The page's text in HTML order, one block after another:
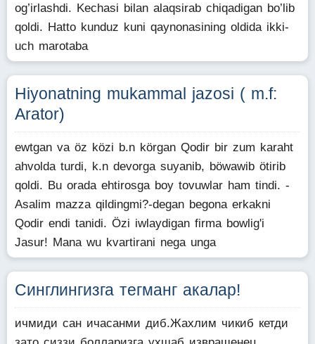
og’irlashdi. Kechasi bilan alaqsirab chiqadigan bo’lib
qoldi. Hatto kunduz kuni qaynonasining oldida ikki-
uch marotaba
Hiyonatning mukammal jazosi ( m.f:
Arator)
ewtgan va öz közi b.n körgan Qodir bir zum karaht
ahvolda turdi, k.n devorga suyanib, böwawib ötirib
qoldi. Bu orada ehtirosga boy tovuwlar ham tindi. -
Asalim mazza qildingmi?-degan begona erkakni
Qodir endi tanidi. Özi iwlaydigan firma bowlig'i
Jasur! Mana wu kvartirani nega unga
Синглингизга тегманг акалар!
ичмиди сан ичасанми диб.Жахлим чикиб кетди